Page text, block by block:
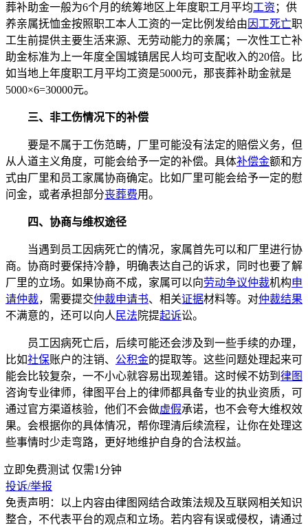
葬补助金一般为6个月的统筹地区上年度职工月平均工资 ；供
养亲属抚恤金按照职工本人工资的一定比例发给由 因工死亡职
工生前提供主要生活来源、无劳动能力的亲属；一次性工亡补
助金标准为上一年度全国城镇居民人均可支配收入的20倍。比
如当地上年度职工月平均工资是5000元，那丧葬补助金就是
5000×6=30000元。
三、非工伤情况下的补偿
要是不属于工伤范畴，厂里可能没有法定的赔偿义务，但
从人道主义角度，可能会给予一定的补偿。具体补偿金额和方
式由厂里和员工家属协商确定。比如厂里可能会给予一定的慰
问金，或者承担部分丧葬费用。
四、协商与维权途径
当遇到员工因病死亡的情况，家属首先可以和厂里进行协
商。协商时要保持冷静，明确表达自己的诉求，同时也要了解
厂里的立场。如果协商不成，家属可以向劳动争议仲裁机构申
请仲裁，需要提交仲裁申请书、相关证据材料等。对仲裁结果
不满意的，还可以向人 民法 院提起诉讼。
员工因病死亡后，后续可能还会涉及到一些手续的办理，
比如社保账户的注销、 公积金的提取等。这些问题处理起来可
能会比较复杂，一不小心就容易出现差错。这时候不妨到 律图
咨询专业律师，律图平台上的律师都具备专业的执业资质，可
通过官方渠道核验，他们不会做虚假承诺，也不会夸大维权效
果。会根据你的具体情况，帮你理清后续流程，让你在处理这
些事情时少走弯路，更好地维护自身的合法权益。
立即免费测试 仅需1分钟
投诉/举报
免责声明：以上内容由律图网结合政策法规及互联网相关知识
整合，不代表平台的观点和立场。若内容有误或侵权，请通过